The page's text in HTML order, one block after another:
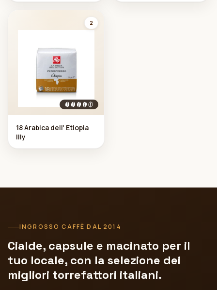
2
18 Arabica dell' Etiopia
Illy
INGROSSO CAFFÈ DAL 2014
Cialde, capsule e macinato per il
tuo locale, con la selezione dei
migliori torrefattori italiani.